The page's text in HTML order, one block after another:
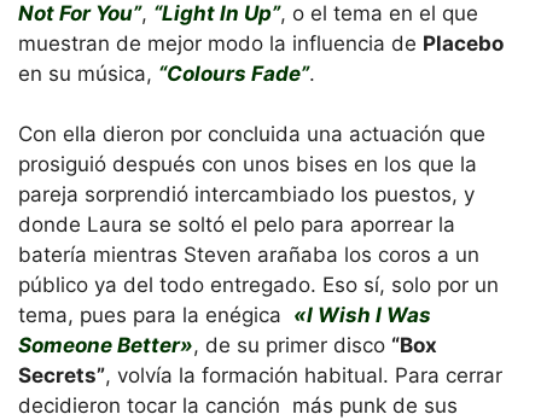
Not For You”, “Light In Up”, o el tema en el que
muestran de mejor modo la influencia de Placebo
en su música, “Colours Fade”.
Con ella dieron por concluida una actuación que
prosiguió después con unos bises en los que la
pareja sorprendió intercambiado los puestos, y
donde Laura se soltó el pelo para aporrear la
batería mientras Steven arañaba los coros a un
público ya del todo entregado. Eso sí, solo por un
tema, pues para la enégica «I Wish I Was
Someone Better», de su primer disco “Box
Secrets”, volvía la formación habitual. Para cerrar
decidieron tocar la canción más punk de sus